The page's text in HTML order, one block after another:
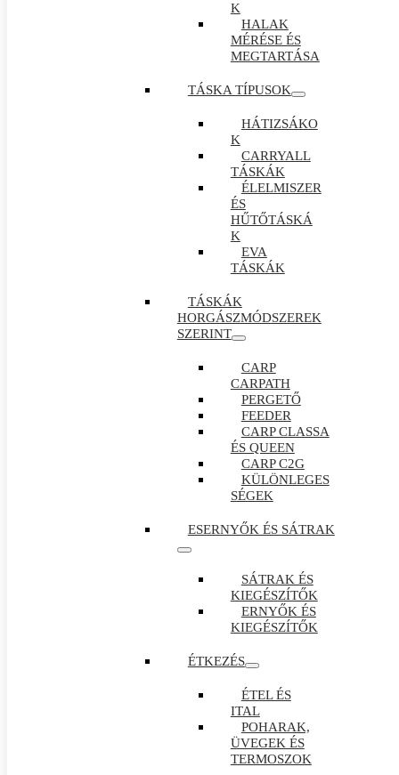
K
HALAK
MÉRÉSE ÉS
MEGTARTÁSA
TÁSKA TÍPUSOK
HÁTIZSÁKO
K
CARRYALL
TÁSKÁK
ÉLELMISZER
ÉS
HŰTŐTÁSKÁ
K
EVA
TÁSKÁK
TÁSKÁK
HORGÁSZMÓDSZEREK
SZERINT
CARP
CARPATH
PERGETŐ
FEEDER
CARP CLASSA
ÉS QUEEN
CARP C2G
KÜLÖNLEGES
SÉGEK
ESERNYŐK ÉS SÁTRAK
SÁTRAK ÉS
KIEGÉSZÍTŐK
ERNYŐK ÉS
KIEGÉSZÍTŐK
ÉTKEZÉS
ÉTEL ÉS
ITAL
POHARAK,
ÜVEGEK ÉS
TERMOSZOK